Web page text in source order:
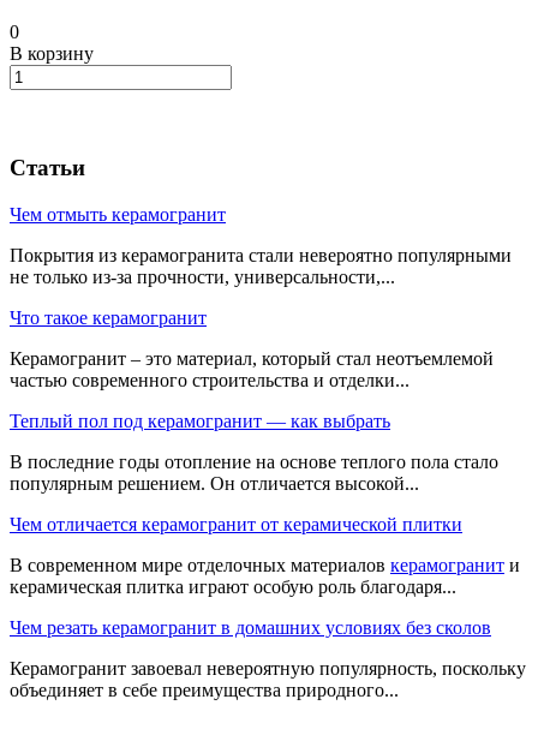
0
В корзину
Статьи
Чем отмыть керамогранит
Покрытия из керамогранита стали невероятно популярными
не только из-за прочности, универсальности,...
Что такое керамогранит
Керамогранит – это материал, который стал неотъемлемой
частью современного строительства и отделки...
Теплый пол под керамогранит — как выбрать
В последние годы отопление на основе теплого пола стало
популярным решением. Он отличается высокой...
Чем отличается керамогранит от керамической плитки
В современном мире отделочных материалов керамогранит и
керамическая плитка играют особую роль благодаря...
Чем резать керамогранит в домашних условиях без сколов
Керамогранит завоевал невероятную популярность, поскольку
объединяет в себе преимущества природного...